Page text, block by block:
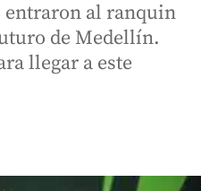
entraron al ranquin
de Medellín.
llegar a este